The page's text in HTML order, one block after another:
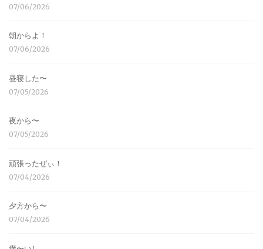
07/06/2026
朝からよ！
07/06/2026
昼寝した〜
07/05/2026
夜から〜
07/05/2026
頑張ったぜぃ！
07/04/2026
夕方から〜
07/04/2026